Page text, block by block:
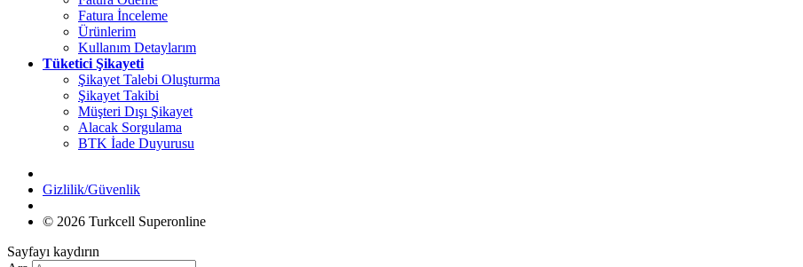
Fatura İnceleme
Ürünlerim
Kullanım Detaylarım
Tüketici Şikayeti
Şikayet Talebi Oluşturma
Şikayet Takibi
Müşteri Dışı Şikayet
Alacak Sorgulama
BTK İade Duyurusu
Gizlilik/Güvenlik
© 2026 Turkcell Superonline
Sayfayı kaydırın